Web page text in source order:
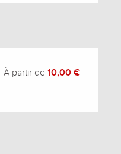
À partir de10,00 €